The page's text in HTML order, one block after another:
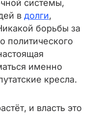
системы,
в долги,
борьбы за
политического
именно
кресла.
и власть это